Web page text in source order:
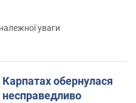
уваги
Карпатах обернулася